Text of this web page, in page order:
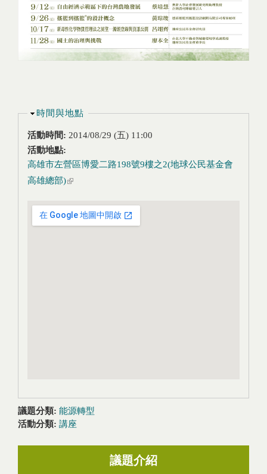
隱藏
時間與地點
活動時間: 2014/08/29 (五) 11:00
活動地點:
高雄市左營區博愛二路198號9樓之2(地球公民基金會
高雄總部)(link is external)
議題分類: 能源轉型
活動分類: 講座
議題介紹